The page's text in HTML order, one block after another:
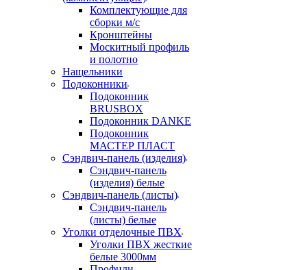
Комплектующие для
сборки м/с
Кронштейны
Москитный профиль
и полотно
Нащельники
Подоконники
Подоконник
BRUSBOX
Подоконник DANKE
Подоконник
МАСТЕР ПЛАСТ
Сэндвич-панель (изделия)
Сэндвич-панель
(изделия) белые
Сэндвич-панель (листы)
Сэндвич-панель
(листы) белые
Уголки отделочные ПВХ
Уголки ПВХ жесткие
белые 3000мм